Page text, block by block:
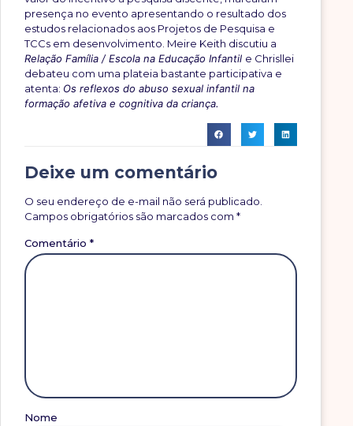
presença no evento apresentando o resultado dos
estudos relacionados aos Projetos de Pesquisa e
TCCs em desenvolvimento. Meire Keith discutiu a
Relação Família / Escola na Educação Infantil e Chrisllei
debateu com uma plateia bastante participativa e
atenta: Os reflexos do abuso sexual infantil na
formação afetiva e cognitiva da criança.
Deixe um comentário
O seu endereço de e-mail não será publicado.
Campos obrigatórios são marcados com *
Comentário *
Nome